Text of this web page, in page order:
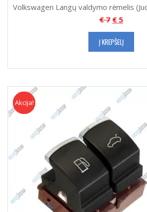
Volkswagen Langų valdymo rėmelis
€7 € 5
Į KREPŠELĮ
Akcija
Akcija!